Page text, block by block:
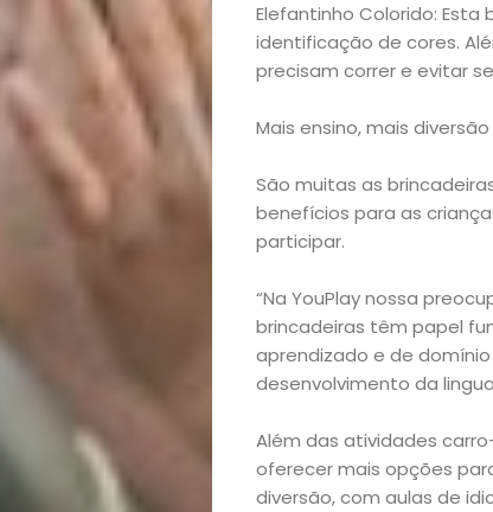
Mães
&
Filhos
Notícias
Opinião
Pets
Receitas
Saúde
Elefantinho Colorido:
identificação de cores.
precisam correr e evitar
Mais ensino, mais diversão
São muitas as
benefícios para as
participar.
“Na YouPlay nossa
brincadeiras têm papel
aprendizado e de
desenvolvimento da
Além das atividades
oferecer mais opções
diversão, com aulas de